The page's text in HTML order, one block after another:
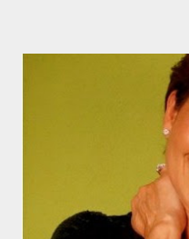
Marianny tiene varios
en el ámbito de la música
contar, Nuestra Casita,
Ni Un Ruego Más y
compositora colombiana
es la que le da origen a su
Criolla. Actualmente